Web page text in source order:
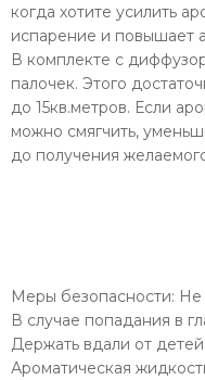
когда хотите усилить
испарение и повышает
В комплекте с
палочек. Этого
до 15кв.метров. Если
можно смягчить,
до получения
Меры безопасности: Не
В случае попадания в
Держать вдали от
Ароматическая